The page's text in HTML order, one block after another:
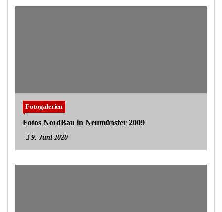
Fotogalerien
Fotos NordBau in Neumünster 2009
9. Juni 2020